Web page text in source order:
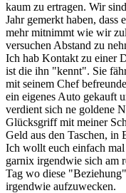
kaum zu ertragen. Wir
Jahr gemerkt haben, dass
mehr mitnimmt wie wir
versuchen Abstand zu
Ich hab Kontakt zu einer
ist die ihn "kennt". Sie
mit seinem Chef
ein eigenes Auto gekauft
verdient sich ne goldene
Glücksgriff mit meiner
Geld aus den Taschen,
Ich wollt euch einfach
garnix irgendwie sich am
Tag wo diese
irgendwie aufzuwecken.